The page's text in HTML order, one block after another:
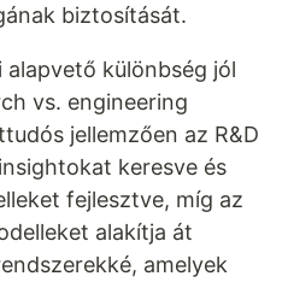
biztosítását.
különbség jól
vs. engineering
jellemzően az R&D
keresve és
fejlesztve, míg az
alakítja át
amelyek